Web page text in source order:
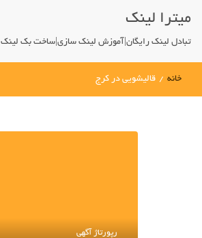
میترا لینک
تبادل لینک رایگان|آموزش لینک سازی|ساخت بک لینک
خانه / قالیشویی در کرج
رپورتاژ آگهی